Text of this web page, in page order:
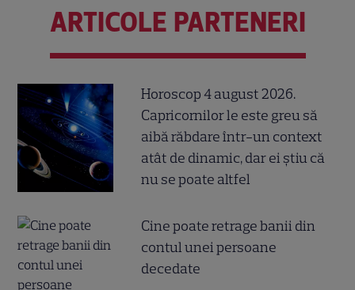
ARTICOLE PARTENERI
Horoscop 4 august 2026.
Capricornilor le este greu să
aibă răbdare într-un context
atât de dinamic, dar ei știu că
nu se poate altfel
Cine poate retrage banii din
contul unei persoane
decedate